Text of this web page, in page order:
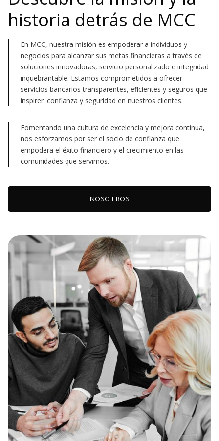
historia detrás de MCC
En MCC, nuestra misión es empoderar a individuos y
negocios para alcanzar sus metas financieras a través de
soluciones innovadoras, servicio personalizado e integridad
inquebrantable. Estamos comprometidos a ofrecer
servicios bancarios transparentes, eficientes y seguros que
inspiren confianza y seguridad en nuestros clientes.
Fomentando una cultura de excelencia y mejora continua,
nos esforzamos por ser el socio de confianza que
empodera el éxito financiero y el crecimiento en las
comunidades que servimos.
NOSOTROS